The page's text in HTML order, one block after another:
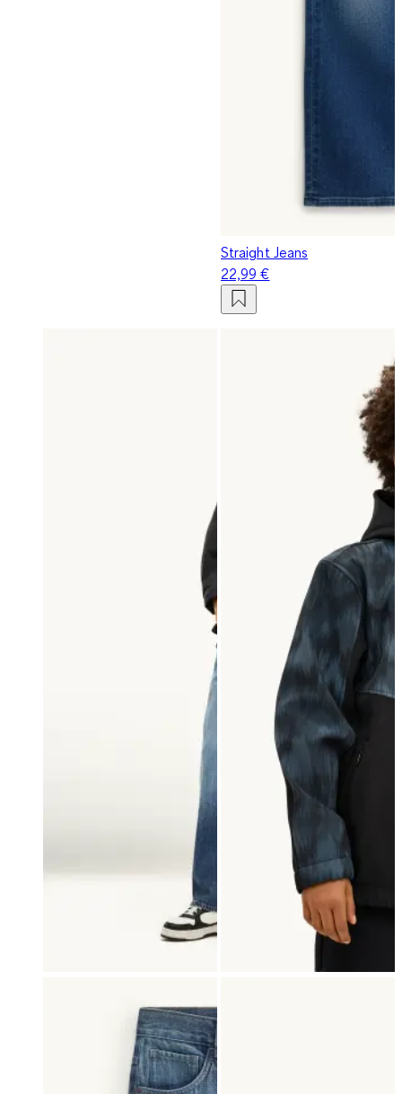
Straight Jeans
22,99 €